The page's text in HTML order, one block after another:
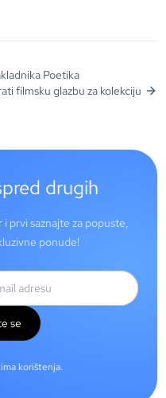
Poetika
filmsku glazbu za kolekciju
drugih
prvi saznajte za popuste,
ponude!
se
korištenja.